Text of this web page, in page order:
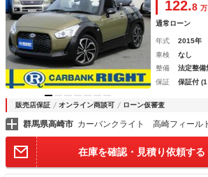
122.8 万
通常ローン
年式 2015年
車検
なし
整備
法定整備
保証
保証付
販売店保証 オンライン商談可 ローン仮審査
群馬県高崎市 カーバンクライト 高崎フィール
在庫を確認・見積り依頼する